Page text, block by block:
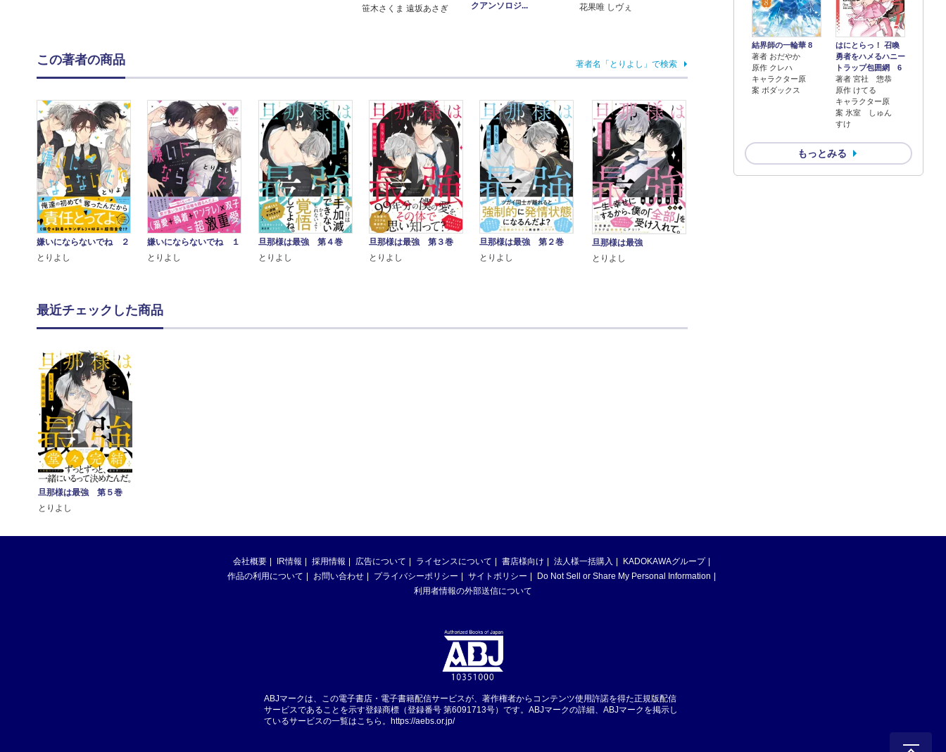
結界師の一輪華 8
著者 おだやか
原作 クレハ
キャラクター原
案 ボダックス
はにとらっ！ 召喚
勇者をハメるハニー
トラップ包囲網 6
著者 宮社 惣恭
原作 けてる
キャラクター原
案 氷室 しゅん
すけ
もっとみる
笹木さくま 遠坂あさぎ
クアンソロジ...
花果唯 しヴぇ
この著者の商品 著者名「とりよし」で検索
嫌いにならないでね ２
とりよし
嫌いにならないでね １
とりよし
旦那様は最強 第４巻
とりよし
旦那様は最強 第３巻
とりよし
旦那様は最強 第２巻
とりよし
旦那様は最強
とりよし
最近チェックした商品
旦那様は最強 第５巻
とりよし
会社概要 IR情報 採用情報 広告について ライセンスについて 書店様向け 法人様一括購入
KADOKAWAグループ
作品の利用について
お問い合わせ プライバシーポリシー サイトポリシー
Do Not Sell or Share My Personal Information
利用者情報の外部送信について
ABJマークは、この電子書店・電子書籍配信サービスが、著作権者からコンテンツ使用許諾を得た正規版配信
サービスであることを示す登録商標（登録番号 第6091713号）です。ABJマークの詳細、ABJマークを掲示し
ているサービスの一覧はこちら。 https://aebs.or.jp/